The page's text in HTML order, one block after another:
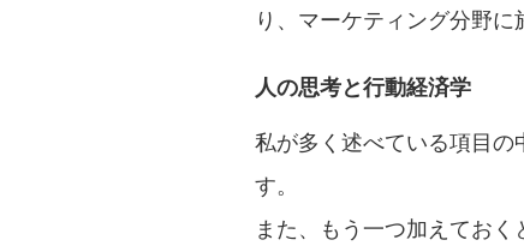
り、マーケティング分野に
人の思考と行動経済学
私が多く述べている項目の
す。
また、もう一つ加えておく